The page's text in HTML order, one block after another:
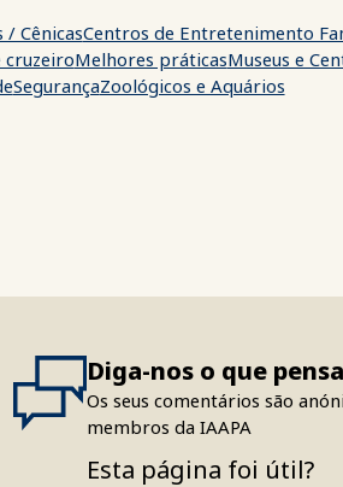
CênicasCentros de Entretenimento
cruzeiroMelhores práticasMuseus e
SegurançaZoológicos e Aquários
Diga-nos o que pensa
Os seus comentários são
membros da IAAPA
Esta página foi útil?